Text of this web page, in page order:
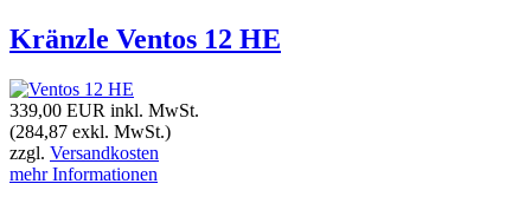
Kränzle Ventos 12 HE
339,00 EUR inkl. MwSt.
(284,87 exkl. MwSt.)
zzgl. Versandkosten
mehr Informationen